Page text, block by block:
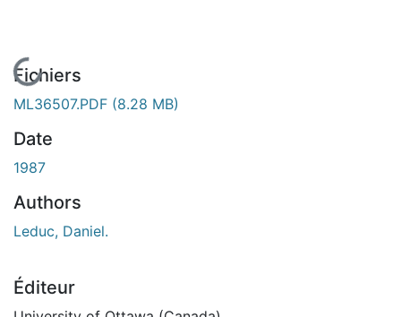
En cours de chargement...
Fichiers
ML36507.PDF (8.28 MB)
Date
1987
Authors
Leduc, Daniel.
Éditeur